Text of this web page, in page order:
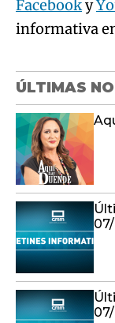
Facebooky
informativa
ÚLTIMAS